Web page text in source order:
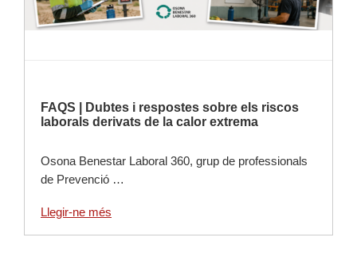
FAQS | Dubtes i respostes sobre els riscos
laborals derivats de la calor extrema
Osona Benestar Laboral 360, grup de professionals
de Prevenció …
Llegir-ne més